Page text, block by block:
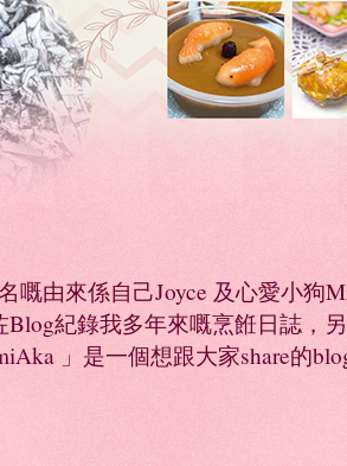
嘅由來係自己Joyce 及心愛小
紀錄我多年來嘅烹餁日誌，
」是一個想跟大家share的